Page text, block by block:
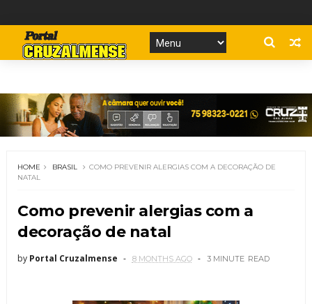
HOME BRASIL
COMO PREVENIR ALERGIAS COM A DECORAÇÃO DE
NATAL
Como prevenir alergias com a
decoração de natal
by Portal Cruzalmense 8 MONTHS AGO 3 MINUTE READ